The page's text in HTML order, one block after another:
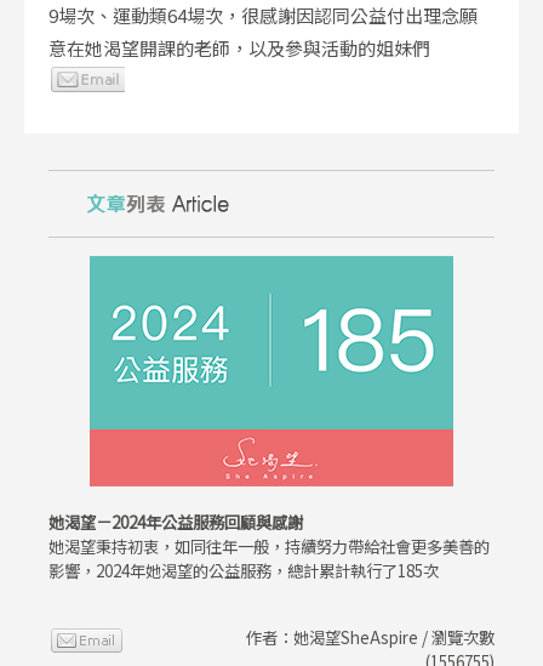
9場次、運動類64場次，很感謝因認同公益付出理念願
意在她渴望開課的老師，以及參與活動的姐妹們
她渴望－2024年公益服務回顧與感謝
她渴望秉持初衷，如同往年一般，持續努力帶給社會更多美善的
影響，2024年她渴望的公益服務，總計累計執行了185次
作者：她渴望SheAspire / 瀏覽次數